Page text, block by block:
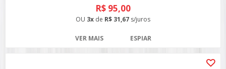
R$ 95,00
OU 3x de R$ 31,67 s/juros
VER MAIS ESPIAR